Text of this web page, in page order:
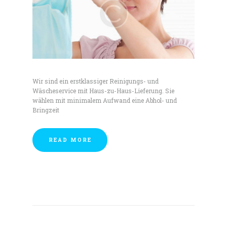
Wir sind ein erstklassiger Reinigungs- und
Wäscheservice mit Haus-zu-Haus-Lieferung. Sie
wählen mit minimalem Aufwand eine Abhol- und
Bringzeit
READ MORE